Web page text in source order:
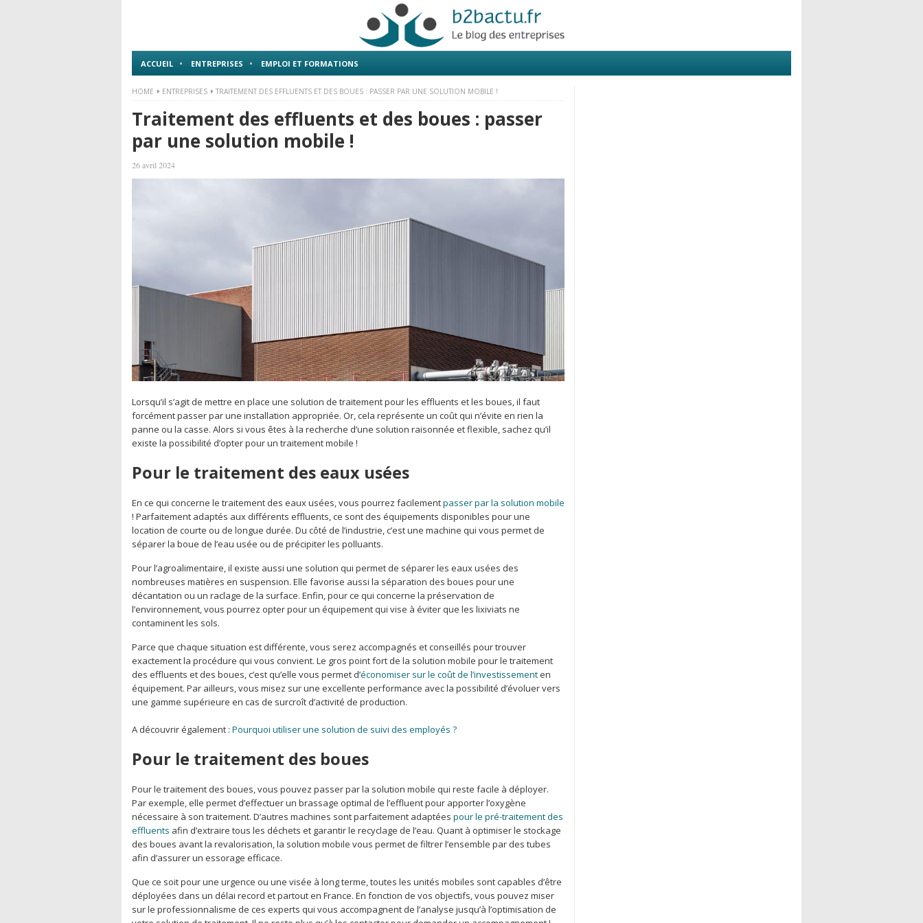
ACCUEIL ENTREPRISES EMPLOI ET FORMATIONS
HOME ENTREPRISES TRAITEMENT DES EFFLUENTS ET DES BOUES : PASSER PAR UNE SOLUTION MOBILE !
Traitement des effluents et des boues : passer
par une solution mobile !
26 avril 2024
Lorsqu’il s’agit de mettre en place une solution de traitement pour les effluents et les boues, il faut
forcément passer par une installation appropriée. Or, cela représente un coût qui n’évite en rien la
panne ou la casse. Alors si vous êtes à la recherche d’une solution raisonnée et flexible, sachez qu’il
existe la possibilité d’opter pour un traitement mobile !
Pour le traitement des eaux usées
En ce qui concerne le traitement des eaux usées, vous pourrez facilementpasser par la solution mobile
! Parfaitement adaptés aux différents effluents, ce sont des équipements disponibles pour une
location de courte ou de longue durée. Du côté de l’industrie, c’est une machine qui vous permet de
séparer la boue de l’eau usée ou de précipiter les polluants.
Pour l’agroalimentaire, il existe aussi une solution qui permet de séparer les eaux usées des
nombreuses matières en suspension. Elle favorise aussi la séparation des boues pour une
décantation ou un raclage de la surface. Enfin, pour ce qui concerne la préservation de
l’environnement, vous pourrez opter pour un équipement qui vise à éviter que les lixiviats ne
contaminent les sols.
Parce que chaque situation est différente, vous serez accompagnés et conseillés pour trouver
exactement la procédure qui vous convient. Le gros point fort de la solution mobile pour le traitement
des effluents et des boues, c’est qu’elle vous permet d’économiser sur le coût de l’investissementen
équipement. Par ailleurs, vous misez sur une excellente performance avec la possibilité d’évoluer vers
une gamme supérieure en cas de surcroît d’activité de production.
A découvrir également : Pourquoi utiliser une solution de suivi des employés ?
Pour le traitement des boues
Pour le traitement des boues, vous pouvez passer par la solution mobile qui reste facile à déployer.
Par exemple, elle permet d’effectuer un brassage optimal de l’effluent pour apporter l’oxygène
nécessaire à son traitement. D’autres machines sont parfaitement adaptées pour le pré-traitement des
effluents afin d’extraire tous les déchets et garantir le recyclage de l’eau. Quant à optimiser le stockage
des boues avant la revalorisation, la solution mobile vous permet de filtrer l’ensemble par des tubes
afin d’assurer un essorage efficace.
Que ce soit pour une urgence ou une visée à long terme, toutes les unités mobiles sont capables d’être
déployées dans un délai record et partout en France. En fonction de vos objectifs, vous pouvez miser
sur le professionnalisme de ces experts qui vous accompagnent de l’analyse jusqu’à l’optimisation de